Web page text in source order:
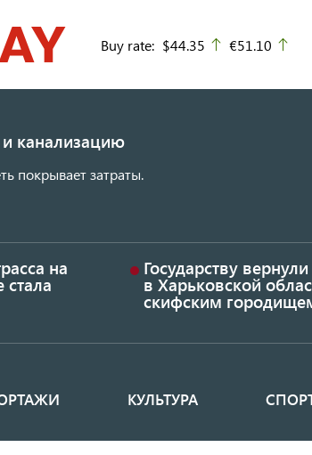
Buy rate: $44.35 up
€51.10
канализацию
покрывает затраты.
на Государству
в Харьковской
скифским
КУЛЬТУРА